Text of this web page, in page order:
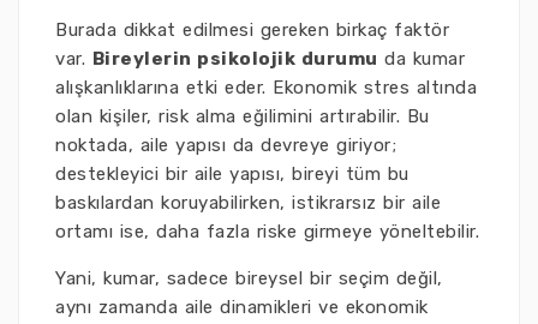
Burada dikkat edilmesi gereken birkaç faktör
var. Bireylerin psikolojik durumu da kumar
alışkanlıklarına etki eder. Ekonomik stres altında
olan kişiler, risk alma eğilimini artırabilir. Bu
noktada, aile yapısı da devreye giriyor;
destekleyici bir aile yapısı, bireyi tüm bu
baskılardan koruyabilirken, istikrarsız bir aile
ortamı ise, daha fazla riske girmeye yöneltebilir.
Yani, kumar, sadece bireysel bir seçim değil,
aynı zamanda aile dinamikleri ve ekonomik